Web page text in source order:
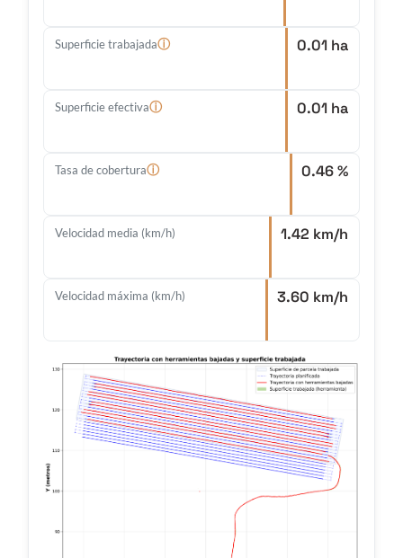
Superficie trabajadaⓘ 0.01 ha
Superficie efectivaⓘ 0.01 ha
Tasa de coberturaⓘ 0.46 %
Velocidad media (km/h) 1.42 km/h
Velocidad máxima (km/h) 3.60 km/h